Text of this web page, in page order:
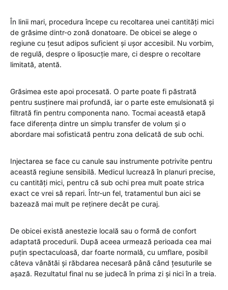
În linii mari, procedura începe cu recoltarea unei cantități mici
de grăsime dintr-o zonă donatoare. De obicei se alege o
regiune cu țesut adipos suficient și ușor accesibil. Nu vorbim,
de regulă, despre o liposucție mare, ci despre o recoltare
limitată, atentă.
Grăsimea este apoi procesată. O parte poate fi păstrată
pentru susținere mai profundă, iar o parte este emulsionată și
filtrată fin pentru componenta nano. Tocmai această etapă
face diferența dintre un simplu transfer de volum și o
abordare mai sofisticată pentru zona delicată de sub ochi.
Injectarea se face cu canule sau instrumente potrivite pentru
această regiune sensibilă. Medicul lucrează în planuri precise,
cu cantități mici, pentru că sub ochi prea mult poate strica
exact ce vrei să repari. Într-un fel, tratamentul bun aici se
bazează mai mult pe reținere decât pe curaj.
De obicei există anestezie locală sau o formă de confort
adaptată procedurii. După aceea urmează perioada cea mai
puțin spectaculoasă, dar foarte normală, cu umflare, posibil
câteva vânătăi și răbdarea necesară până când țesuturile se
așază. Rezultatul final nu se judecă în prima zi și nici în a treia.